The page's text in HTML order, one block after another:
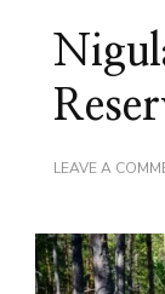
LEAVE A